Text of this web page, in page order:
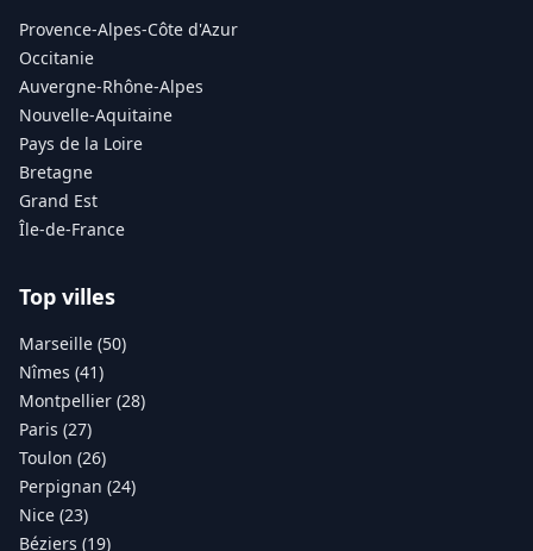
Provence-Alpes-Côte d'Azur
Occitanie
Auvergne-Rhône-Alpes
Nouvelle-Aquitaine
Pays de la Loire
Bretagne
Grand Est
Île-de-France
Top villes
Marseille (50)
Nîmes (41)
Montpellier (28)
Paris (27)
Toulon (26)
Perpignan (24)
Nice (23)
Béziers (19)